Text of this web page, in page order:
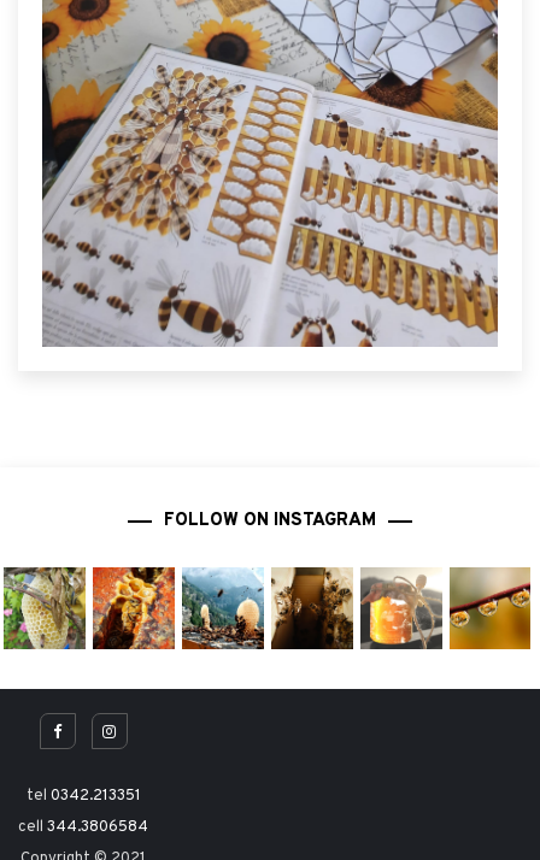
FOLLOW ON INSTAGRAM
tel 0342.213351
cell 344.3806584